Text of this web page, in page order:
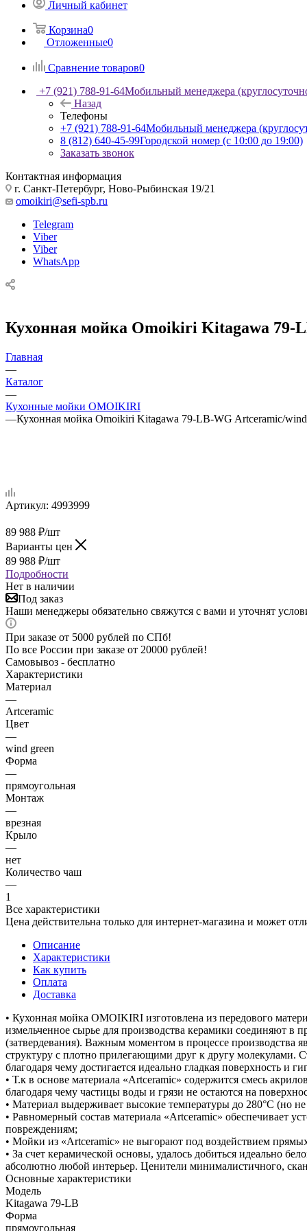
Личный кабинет
Корзина0
Отложенные0
Сравнение товаров0
+7 (921) 788-91-64Мобильный менеджера
Назад
Телефоны
+7 (921) 788-91-64Мобильный менеджера
8 (812) 640-45-99Городской номер (с 10:00 до 19:00)
Заказать звонок
Контактная информация
г. Санкт-Петербург, Ново-Рыбинская 19/21
omoikiri@sefi-spb.ru
Telegram
Viber
Viber
WhatsApp
Кухонная мойка Omoikiri Kitagawa 79-
Главная
—
Каталог
—
Кухонные мойки OMOIKIRI
—Кухонная мойка Omoikiri Kitagawa 79-LB-WG Artceramic/wind
Артикул: 4993999
89 988 ₽/шт
Варианты цен
89 988 ₽/шт
Подробности
Нет в наличии
Под заказ
Наши менеджеры обязательно свяжутся с вами и уточнят
При заказе от 5000 рублей по СПб!
По все России при заказе от 20000 рублей!
Самовывоз - бесплатно
Характеристики
Материал
—
Artceramic
Цвет
—
wind green
Форма
—
прямоугольная
Монтаж
—
врезная
Крыло
—
нет
Количество чаш
—
1
Все характеристики
Цена действительна только для интернет-магазина и может
Описание
Характеристики
Как купить
Оплата
Доставка
• Кухонная мойка OMOIKIRI изготовлена из передового
измельченное сырье для производства керамики соединяют в
(затвердевания). Важным моментом в процессе производства
структуру с плотно прилегающими друг к другу молекулами.
благодаря чему достигается идеально гладкая поверхность и
• Т.к в основе материала «Artceramic» содержится смесь
благодаря чему частицы воды и грязи не остаются на
• Материал выдерживает высокие температуры до 280°С (но
• Равномерный состав материала «Artceramic» обеспечивает
повреждениям;
• Мойки из «Artceramic» не выгорают под воздействием
• За счет керамической основы, удалось добиться идеально
абсолютно любой интерьер. Ценители минималистичного,
Основные характеристики
Модель
Kitagawa 79-LB
Форма
прямоугольная